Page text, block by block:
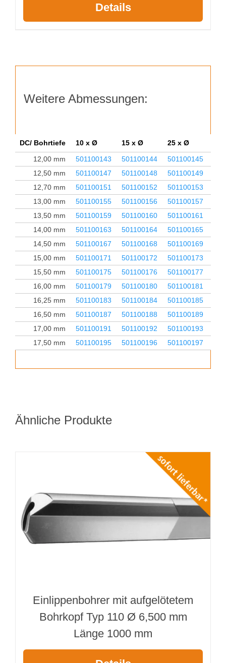
Details
Weitere Abmessungen:
DC/ Bohrtiefe 10 x Ø 15 x Ø 25 x Ø
12,00 mm
501100143 501100144 501100145
12,50 mm
501100147 501100148 501100149
12,70 mm
501100151 501100152 501100153
13,00 mm
501100155 501100156 501100157
13,50 mm
501100159 501100160 501100161
14,00 mm
501100163 501100164 501100165
14,50 mm
501100167 501100168 501100169
15,00 mm
501100171 501100172 501100173
15,50 mm
501100175 501100176 501100177
16,00 mm
501100179 501100180 501100181
16,25 mm
501100183 501100184 501100185
16,50 mm
501100187 501100188 501100189
17,00 mm
501100191 501100192 501100193
17,50 mm
501100195 501100196 501100197
Ähnliche Produkte
Einlippenbohrer mit aufgelötetem
Bohrkopf Typ 110 Ø 6,500 mm
Länge 1000 mm